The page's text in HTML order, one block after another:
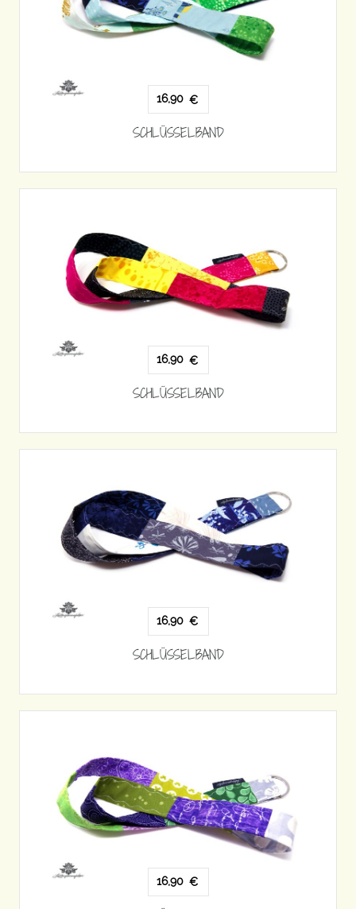
16,90 €
SCHLÜSSELBAND
16,90 €
SCHLÜSSELBAND
16,90 €
SCHLÜSSELBAND
16,90 €